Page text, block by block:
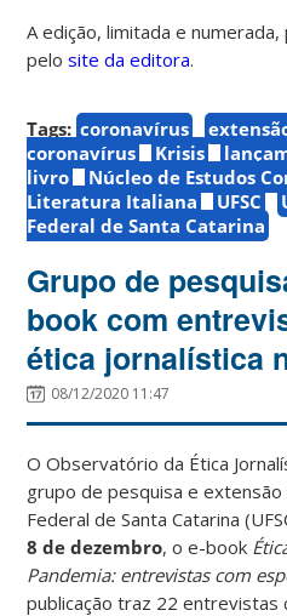
A edição, limitada e
pelosite da editora.
Tags: coronavírus
coronavírus
Krisis
livro
Núcleo de Estudos
Literatura Italiana
UFSC
Federal de Santa Catarina
Grupo de
book com
ética jornalística
08/12/2020 11:47
O Observatório da Ética
grupo de pesquisa e
Federal de Santa Catarina
8 de dezembro, o e-book
Pandemia: entrevistas com
publicação traz 22 entrevistas